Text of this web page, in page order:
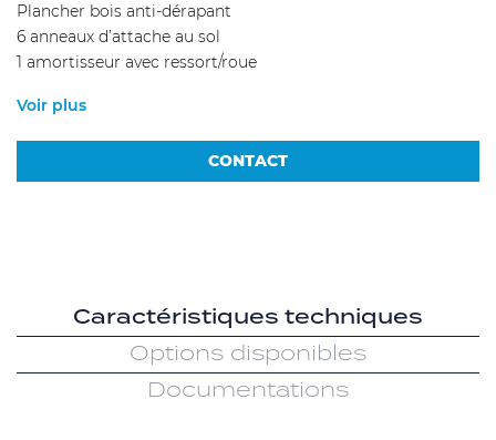
Plancher bois anti-dérapant
6 anneaux d’attache au sol
1 amortisseur avec ressort/roue
Voir plus
CONTACT
Caractéristiques techniques
Options disponibles
Documentations